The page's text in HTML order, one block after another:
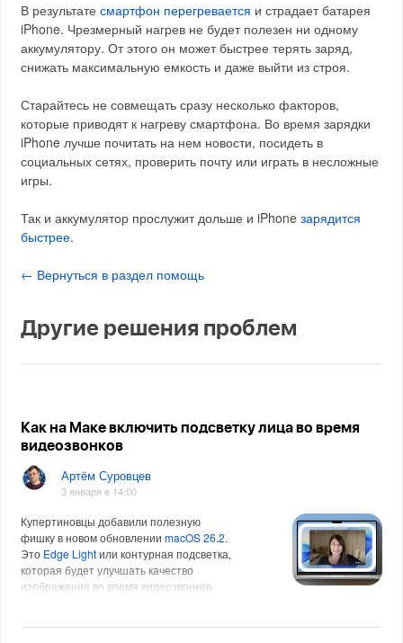
В результатесмартфон перегревается и страдает батарея
iPhone. Чрезмерный нагрев не будет полезен ни одному
аккумулятору. От этого он может быстрее терять заряд,
снижать максимальную емкость и даже выйти из строя.
Старайтесь не совмещать сразу несколько факторов,
которые приводят к нагреву смартфона. Во время зарядки
iPhone лучше почитать на нем новости, посидеть в
социальных сетях, проверить почту или играть в несложные
игры.
Так и аккумулятор прослужит дольше и iPhoneзарядится
быстрее.
← Вернуться в раздел помощь
Другие решения проблем
Как на Маке включить подсветку лица во время
видеозвонков
Артём Суровцев
3 января в 14:00
Купертиновцы добавили полезную
фишку в новом обновленииmacOS 26.2.
Это Edge Lightили контурная подсветка,
которая будет улучшать качество
изображения во время видеозвонков.